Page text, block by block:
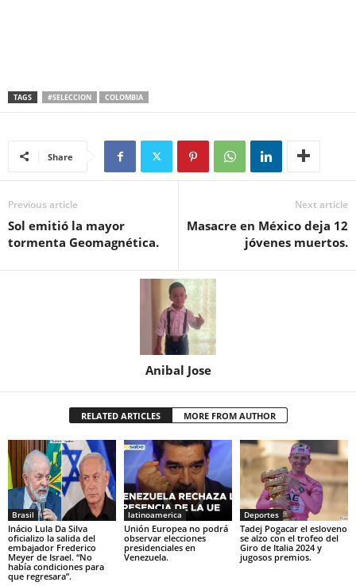
TAGS #SELECCION COLOMBIA
Share
Previous article
Sol emitió la mayor
tormenta Geomagnética.
Next article
Masacre en México deja 12
jóvenes muertos.
Anibal Jose
RELATED ARTICLES MORE FROM AUTHOR
Brasil
Inácio Lula Da Silva
oficializo la salida del
embajador Frederico
Meyer de Israel. “No
había condiciones para
que regresara”.
latinoamerica
Unión Europea no podrá
observar elecciones
presidenciales en
Venezuela.
Deportes
Tadej Pogacar el esloveno
se alzo con el trofeo del
Giro de Italia 2024 y
jugosos premios.